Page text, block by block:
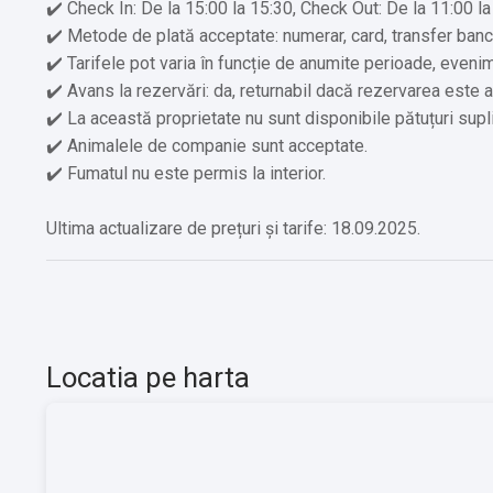
✔️ Serviciu de streaming (ex. Netflix)
✔️ Laptop / Computer
Alte servicii oferite contra cost:
✔️ Organizăm evenimente (Cost suplimentar)
✔️ Ciubăr, saună, masaj (Cost suplimentar)
✔️ Închiriere ATV-uri (Cost suplimentar)
✔️ Închiriere biciclete (Cost suplimentar)
✔️ Check In: De la 15:00 la 15:30, Check Out: De la 11:00
✔️ Metode de plată acceptate: numerar, card, transfer
✔️ Tarifele pot varia în funcție de anumite perioade,
✔️ Avans la rezervări: da, returnabil dacă rezervarea este
✔️ La această proprietate nu sunt disponibile pătuțuri
✔️ Animalele de companie sunt acceptate.
✔️ Fumatul nu este permis la interior.
Ultima actualizare de prețuri și tarife: 18.09.2025.
Locatia pe harta